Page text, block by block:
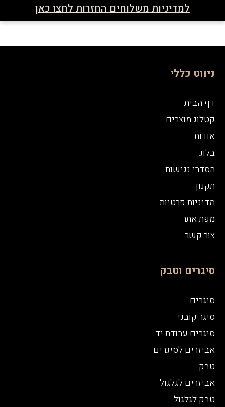
למדיניות משלוחים החזרות לחצו כאן
ניווט כללי
דף הבית
קטלוג מוצרים
אודות
בלוג
הסדרי נגישות
תקנון
מדיניות פרטיות
מפת אתר
צור קשר
סיגרים וטבק
סיגרים
סיגר קובני
סיגרים עבודת יד
אביזרים לסיגרים
טבק
אביזרים לגלגול
טבק לגלגול